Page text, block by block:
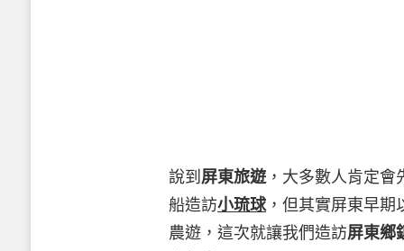
說到 屏東旅遊，大多數人肯定會
船造訪小琉球，但其實屏東早期
農遊，這次就讓我們造訪屏東鄉